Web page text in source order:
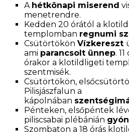
A hétkönapi miserend
menetrendre.
Kedden 20 órától a
templomban regnumi
Csütörtökön Vízkereszt
ami parancsolt ünnep.
órakor a klotildligeti
szentmisék.
Csütörtökön,
Pilisjászfalun a
kápolnában
Pénteken, elsőpéntek
piliscsabai plébánián
Szombaton a 18 órás